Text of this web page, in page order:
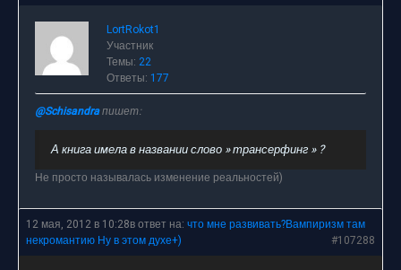
LortRokot1
Участник
Темы: 22
Ответы: 177
@Schisandraпишет:
А книга имела в названии слово » трансерфинг » ?
Не просто называлась изменение реальностей)
12 мая, 2012 в 10:28в ответ на: что мне развивать?Вампиризм там
некромантию Ну в этом духе+)
#107288